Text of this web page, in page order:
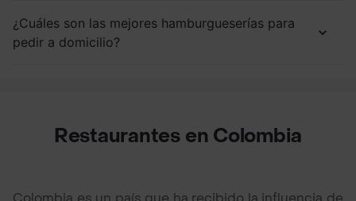
¿Cuáles son las mejores hamburgueserías para
pedir a domicilio?
Restaurantes en Colombia